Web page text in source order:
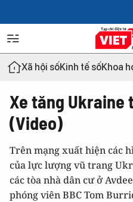
Xã hội sốKinh tế sốKhoa
Xe tăng Ukraine
(Video)
Trên mạng xuất hiện các
của lực lượng vũ trang
các tòa nhà dân cư ở
phóng viên BBC Tom